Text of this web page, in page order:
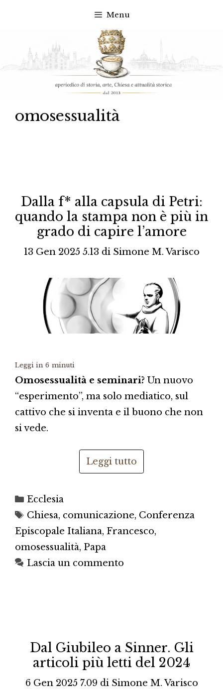
contenuto
Menu
omosessualità
Dalla f* alla capsula di Petri:
quando la stampa non è più in
grado di capire l’amore
13 Gen 2025 5.13 di Simone M. Varisco
Leggi in 6 minuti
Omosessualità e seminari? Un nuovo
“esperimento”, ma solo mediatico, sul
cattivo che si inventa e il buono che non
si vede.
Leggi tutto
Categorie
Ecclesia
Tag
Chiesa, comunicazione, Conferenza
Episcopale Italiana, Francesco,
omosessualità, Papa
Lascia un commento
Dal Giubileo a Sinner. Gli
articoli più letti del 2024
6 Gen 2025 7.09 di Simone M. Varisco